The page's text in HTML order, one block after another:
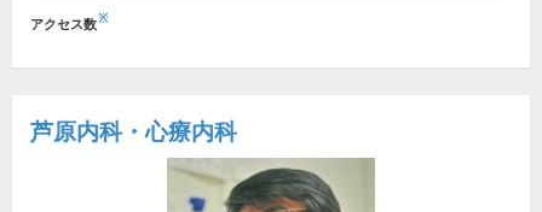
アクセス数※
芦原内科・心療内科